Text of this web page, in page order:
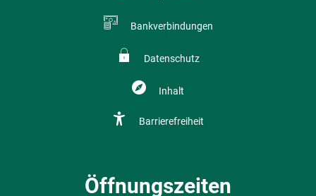
Bankverbindungen
Datenschutz
Inhalt
Barrierefreiheit
Öffnungszeiten